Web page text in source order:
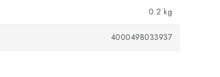
0.2 kg
4000498033937